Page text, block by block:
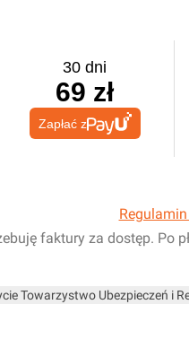
30 dni
69 zł
Zapłać z
Regulamin
faktury za dostęp. Po
Towarzystwo Ubezpieczeń i